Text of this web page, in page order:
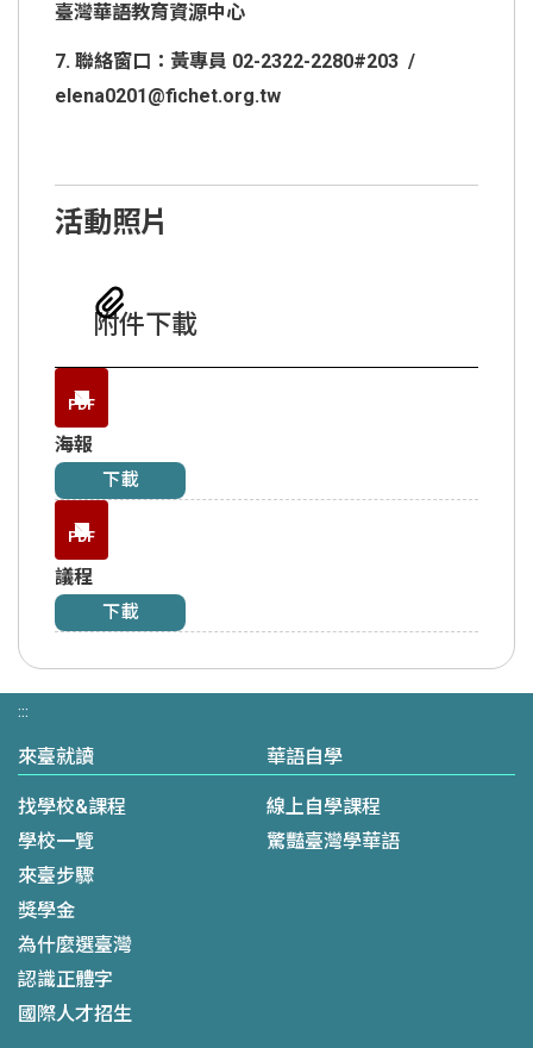
臺灣華語教育資源中心
7. 聯絡窗口：黃專員 02-2322-2280#203 /
elena0201@fichet.org.tw
活動照片
附件下載
PDF
海報
下載
PDF
議程
下載
:::
來臺就讀
找學校&課程
學校一覽
來臺步驟
獎學金
為什麼選臺灣
認識正體字
國際人才招生
華語自學
線上自學課程
驚豔臺灣學華語